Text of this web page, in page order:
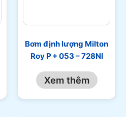
Bơm định lượng Milton
Roy P + 053 – 728NI
Xem thêm